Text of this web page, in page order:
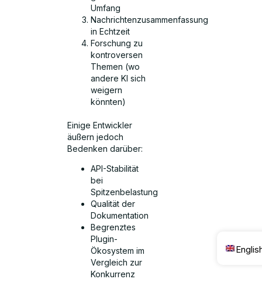
Umfang
Nachrichtenzusammenfassung
in Echtzeit
Forschung zu
kontroversen
Themen (wo
andere KI sich
weigern
könnten)
Einige Entwickler
äußern jedoch
Bedenken darüber:
API-Stabilität
bei
Spitzenbelastung
Qualität der
Dokumentation
Begrenztes
Plugin-
Ökosystem im
Vergleich zur
Konkurrenz